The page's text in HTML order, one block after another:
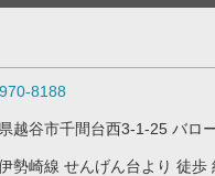
8188
越谷市千間台西3-1-25 バロ
勢崎線 せんげん台より 徒歩